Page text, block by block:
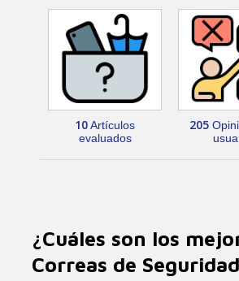
10Artículos
evaluados
205
¿Cuáles son los
Correas de